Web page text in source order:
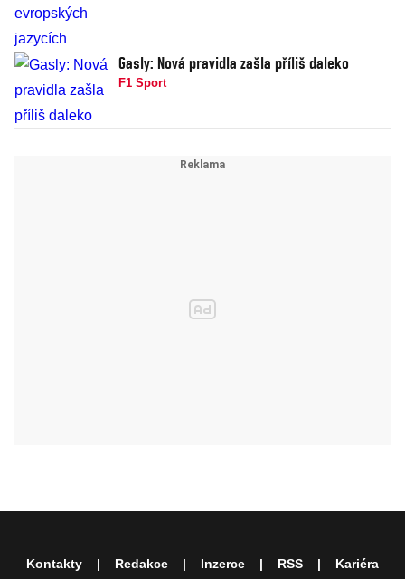
Gasly: Nová pravidla zašla příliš daleko
F1 Sport
Kontakty Redakce Inzerce RSS Kariéra